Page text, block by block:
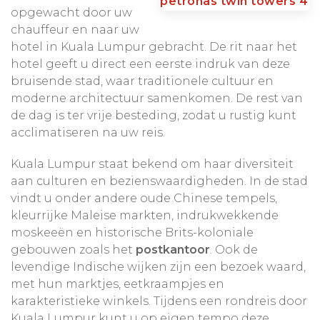
hieronder bij excursies en kies de excursies uit die
u het meest aanspreken.
In een aantal plaatsen is het mogelijk om te
kiezen voor eenextra comfortabel hotel . U vindt
hieronder onze standaard hotelselectie (goede,
kleinschalige middenklasse hotels op fijne
locatie waar mogelijk), en daaronder de door ons
meerprijs.
Aanpassingen in de route en het aantal dagen is
uiteraard mogelijk. Wij maken uw reispersoonlijk
100% op maat!
*Belangrijk!Het is voor zowel Nederlanders als
Belgen verplicht een internationaal rijbewijs aan
opgewacht door uw
chauffeur en naar uw
hotel in Kuala Lumpur gebracht. De rit naar het
hotel geeft u direct een eerste indruk van deze
bruisende stad, waar traditionele cultuur en
moderne architectuur samenkomen. De rest van
de dag is ter vrije besteding, zodat u rustig kunt
acclimatiseren na uw reis.
Kuala Lumpur staat bekend om haar diversiteit
aan culturen en bezienswaardigheden. In de stad
vindt u onder andere oude Chinese tempels,
kleurrijke Maleise markten, indrukwekkende
moskeeën en historische Brits-koloniale
gebouwen zoals het postkantoor. Ook de
levendige Indische wijken zijn een bezoek waard,
met hun marktjes, eetkraampjes en
karakteristieke winkels. Tijdens een rondreis door